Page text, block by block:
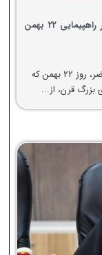
فراخوان دکتر سکینه الماسی جهت حضور مردم در راهپیمایی ۲۲ بهمن
در میان تاریخ مبارزات ملت سرافراز ایران و عصر حاضر، روز ۲۲ بهمن که
بزرگ قرن، از...